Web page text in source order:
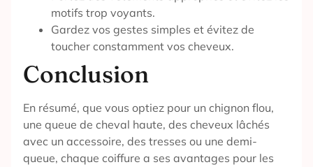
motifs trop voyants.
Gardez vos gestes simples et évitez de
toucher constamment vos cheveux.
Conclusion
En résumé, que vous optiez pour un chignon flou,
une queue de cheval haute, des cheveux lâchés
avec un accessoire, des tresses ou une demi-
queue, chaque coiffure a ses avantages pour les